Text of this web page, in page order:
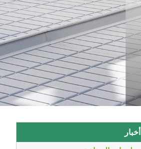
أخبار